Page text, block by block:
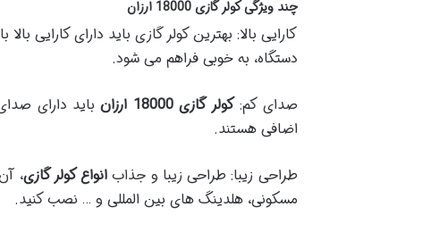
چند ویژگی کولر گازی 18000 ارزان
کارایی بالا: بهترین کولر گازی باید دارای کارایی
دستگاه، به خوبی فراهم می شود.
صدای کم:کولر گازی 18000 ارزان
باید دارای
اضافی هستند.
طراحی زیبا: طراحی زیبا و جذاب انواع کولر گازی،
مسکونی، هلدینگ های بین المللی و … نصب کنید.